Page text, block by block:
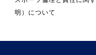
明）について